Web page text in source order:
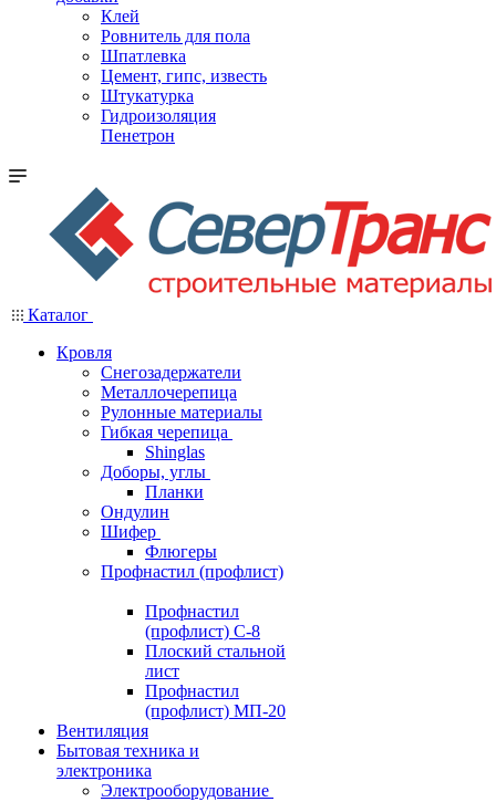
Клей
Ровнитель для пола
Шпатлевка
Цемент, гипс, известь
Штукатурка
Гидроизоляция
Пенетрон
Каталог
Кровля
Снегозадержатели
Металлочерепица
Рулонные материалы
Гибкая черепица
Shinglas
Доборы, углы
Планки
Ондулин
Шифер
Флюгеры
Профнастил (профлист)
Профнастил
(профлист) С-8
Плоский стальной
лист
Профнастил
(профлист) МП-20
Вентиляция
Бытовая техника и
электроника
Электрооборудование